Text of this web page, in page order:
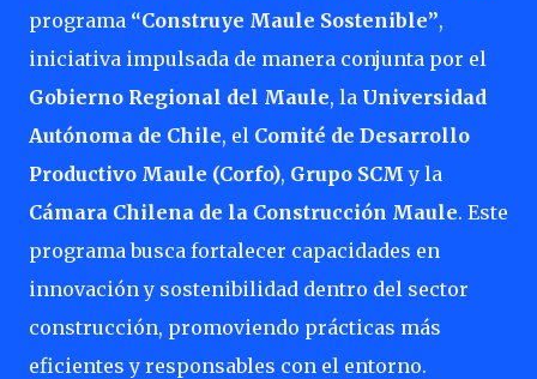
programa “Construye Maule Sostenible”,
iniciativa impulsada de manera conjunta por el
Gobierno Regional del Maule, la Universidad
Autónoma de Chile, el Comité de Desarrollo
Productivo Maule (Corfo), Grupo SCM y la
Cámara Chilena de la Construcción Maule. Este
programa busca fortalecer capacidades en
innovación y sostenibilidad dentro del sector
construcción, promoviendo prácticas más
eficientes y responsables con el entorno.